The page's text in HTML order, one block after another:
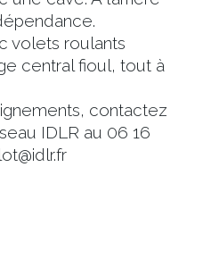
volets roulants
central fioul, tout à
contactez
IDLR au 06 16